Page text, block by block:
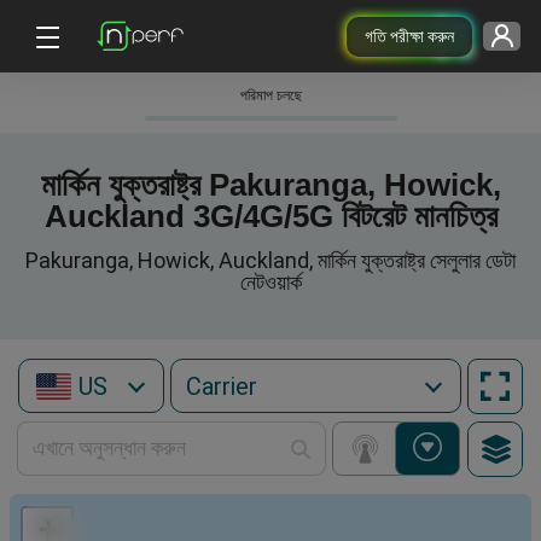
গতি পরীক্ষা করুন
পরিমাপ চলছে
মার্কিন যুক্তরাষ্ট্র Pakuranga, Howick,
Auckland 3G/4G/5G বিটরেট মানচিত্র
Pakuranga, Howick, Auckland, মার্কিন যুক্তরাষ্ট্র সেলুলার ডেটা
নেটওয়ার্ক
US